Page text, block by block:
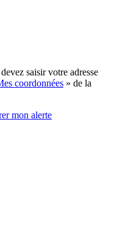
saisir votre adresse
coordonnées » de la
mon alerte